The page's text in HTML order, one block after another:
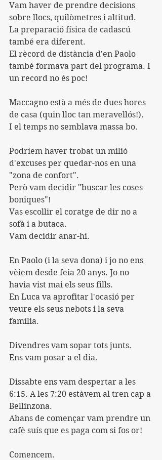
Vam haver de prendre decisions
sobre llocs, quilòmetres i altitud.
La preparació física de cadascú
també era diferent.
El rècord de distància d'en Paolo
també formava part del programa. I
un record no és poc!
Maccagno està a més de dues hores
de casa (quin lloc tan meravellós!).
I el temps no semblava massa bo.
Podríem haver trobat un milió
d'excuses per quedar-nos en una
"zona de confort".
Però vam decidir "buscar les coses
boniques"!
Vas escollir el coratge de dir no a
sofà i a butaca.
Vam decidir anar-hi.
En Paolo (i la seva dona) i jo no ens
vèiem desde feia 20 anys. Jo no
havia vist mai els seus fills.
En Luca va aprofitar l'ocasió per
veure els seus nebots i la seva
família.
Divendres vam sopar tots junts.
Ens vam posar a el dia.
Dissabte ens vam despertar a les
6:15. A les 7:20 estàvem al tren cap a
Bellinzona.
Abans de començar vam prendre un
cafè suís que es paga com si fos or!
Comencem.